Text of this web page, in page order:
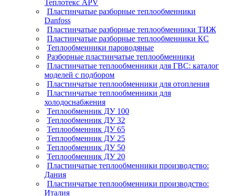
Теплотекс APV
Пластинчатые разборные теплообменники
Danfoss
Пластинчатые разборные теплообменники ТИЖ
Пластинчатые разборные теплообменники КC
Теплообменники пароводяные
Разборные пластинчатые теплообменники
Пластинчатые теплообменники для ГВС: каталог
моделей с подбором
Пластинчатые теплообменники для отопления
Пластинчатые теплообменники для
холодоснабжения
Теплообменник ДУ 100
Теплообменник ДУ 32
Теплообменник ДУ 65
Теплообменник ДУ 25
Теплообменник ДУ 50
Теплообменник ДУ 20
Пластинчатые теплообменники производство:
Дания
Пластинчатые теплообменники производство:
Италия